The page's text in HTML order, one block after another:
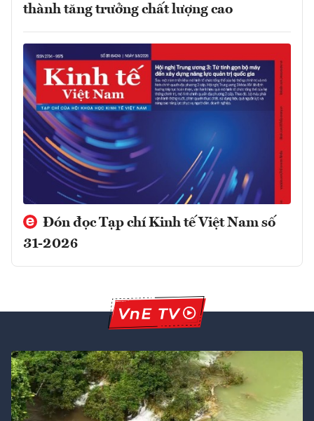
thành tăng trưởng chất lượng cao
Đón đọc Tạp chí Kinh tế Việt Nam số
31-2026